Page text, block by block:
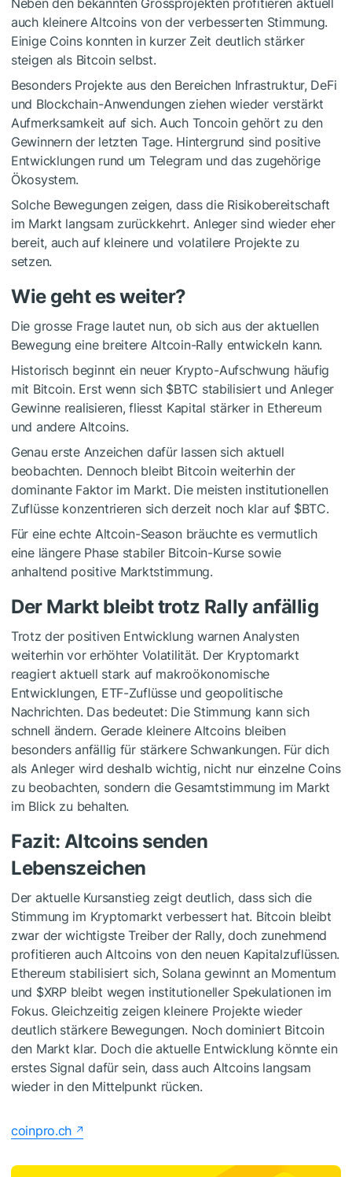
Neben den bekannten Grossprojekten profitieren aktuell
auch kleinere Altcoins von der verbesserten Stimmung.
Einige Coins konnten in kurzer Zeit deutlich stärker
steigen als Bitcoin selbst.
Besonders Projekte aus den Bereichen Infrastruktur, DeFi
und Blockchain-Anwendungen ziehen wieder verstärkt
Aufmerksamkeit auf sich. Auch Toncoin gehört zu den
Gewinnern der letzten Tage. Hintergrund sind positive
Entwicklungen rund um Telegram und das zugehörige
Ökosystem.
Solche Bewegungen zeigen, dass die Risikobereitschaft
im Markt langsam zurückkehrt. Anleger sind wieder eher
bereit, auch auf kleinere und volatilere Projekte zu
setzen.
Wie geht es weiter?
Die grosse Frage lautet nun, ob sich aus der aktuellen
Bewegung eine breitere Altcoin-Rally entwickeln kann.
Historisch beginnt ein neuer Krypto-Aufschwung häufig
mit Bitcoin. Erst wenn sich $BTC stabilisiert und Anleger
Gewinne realisieren, fliesst Kapital stärker in Ethereum
und andere Altcoins.
Genau erste Anzeichen dafür lassen sich aktuell
beobachten. Dennoch bleibt Bitcoin weiterhin der
dominante Faktor im Markt. Die meisten institutionellen
Zuflüsse konzentrieren sich derzeit noch klar auf $BTC.
Für eine echte Altcoin-Season bräuchte es vermutlich
eine längere Phase stabiler Bitcoin-Kurse sowie
anhaltend positive Marktstimmung.
Der Markt bleibt trotz Rally anfällig
Trotz der positiven Entwicklung warnen Analysten
weiterhin vor erhöhter Volatilität. Der Kryptomarkt
reagiert aktuell stark auf makroökonomische
Entwicklungen, ETF-Zuflüsse und geopolitische
Nachrichten. Das bedeutet: Die Stimmung kann sich
schnell ändern. Gerade kleinere Altcoins bleiben
besonders anfällig für stärkere Schwankungen. Für dich
als Anleger wird deshalb wichtig, nicht nur einzelne Coins
zu beobachten, sondern die Gesamtstimmung im Markt
im Blick zu behalten.
Fazit: Altcoins senden
Lebenszeichen
Der aktuelle Kursanstieg zeigt deutlich, dass sich die
Stimmung im Kryptomarkt verbessert hat. Bitcoin bleibt
zwar der wichtigste Treiber der Rally, doch zunehmend
profitieren auch Altcoins von den neuen Kapitalzuflüssen.
Ethereum stabilisiert sich, Solana gewinnt an Momentum
und $XRPbleibt wegen institutioneller Spekulationen im
Fokus. Gleichzeitig zeigen kleinere Projekte wieder
deutlich stärkere Bewegungen. Noch dominiert Bitcoin
den Markt klar. Doch die aktuelle Entwicklung könnte ein
erstes Signal dafür sein, dass auch Altcoins langsam
wieder in den Mittelpunkt rücken.
coinpro.ch